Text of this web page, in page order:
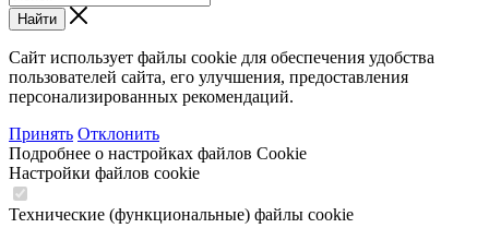
Найти
Сайт использует файлы cookie для обеспечения удобства
пользователей сайта, его улучшения, предоставления
персонализированных рекомендаций.
Принять Отклонить
Подробнее о настройках файлов Cookie
Настройки файлов cookie
Технические (функциональные) файлы cookie